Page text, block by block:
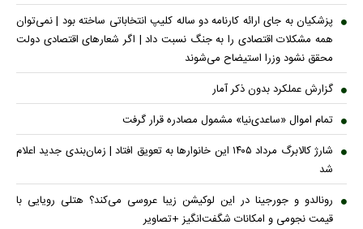
پزشکیان به جای ارائه کارنامه دو ساله کلیپ انتخاباتی ساخته بود | نمی‌توان
همه مشکلات اقتصادی را به جنگ نسبت داد | اگر شعار‌های اقتصادی دولت
محقق نشود وزرا استیضاح می‌شوند
گزارش عملکرد بدون ذکر آمار
تمام اموال «ساعدی‌نیا» مشمول مصادره قرار گرفت
شارژ کالابرگ مرداد ۱۴۰۵ این خانوار‌ها به تعویق افتاد | زمان‌بندی جدید اعلام
شد
رونالدو و جورجینا در این لوکیشن زیبا عروسی می‌کند؟ هتلی رویایی با
قیمت نجومی و امکانات شگفت‌انگیز +تصاویر